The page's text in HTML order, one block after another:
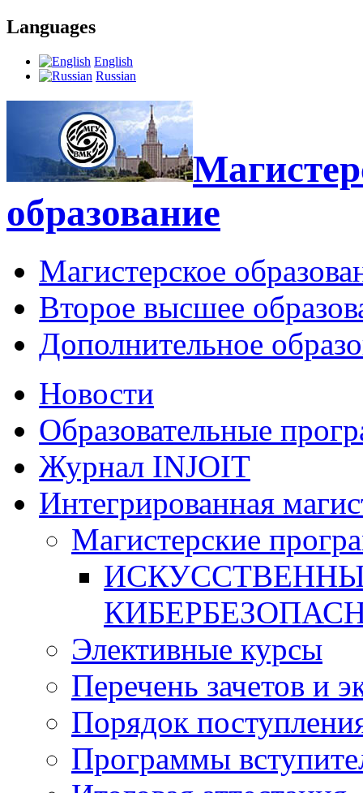
Languages
English
Russian
образование
Магистерское
Второе высшее
Дополнительное
Новости
Образовательные
Журнал INJOIT
Интегрированная
Магистерские
Элективные курсы
Перечень зачетов и
Порядок
Программы